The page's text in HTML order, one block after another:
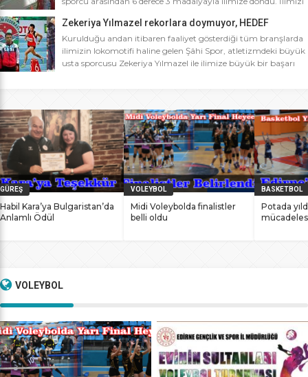
spor, başarılarına bir yensini ekledi. İstanbul’da yapılan ve
50’yi aşkın ülkeden 8 bin sporcunun katıldığı Vodafone 13.
İstanbul Yarı Maratonuna katılan […]
Zekeriya Yılmazel rekorlara doymuyor, HEDEF
OLİMPİYAT ŞAMPİYONLUĞU
Kurulduğu andan itibaren faaliyet gösterdiği tüm branşlarda
ilimizin lokomotifi haline gelen Şâhi Spor, atletizmdeki büyük
usta sporcusu Zekeriya Yılmazel ile ilimize büyük bir başarı
başarılarına yenilerini ekledi. İstanbul Ataköy’de 11-12 Mart
2017 tarihlerinde düzenlenen Masterlar […]
GÜREŞ
Habil Kara’ya Bulgaristan’da
Anlamlı Ödül
VOLEYBOL
Midi Voleybolda finalistler
belli oldu
BASKETBOL
Potada
VOLEYBOL